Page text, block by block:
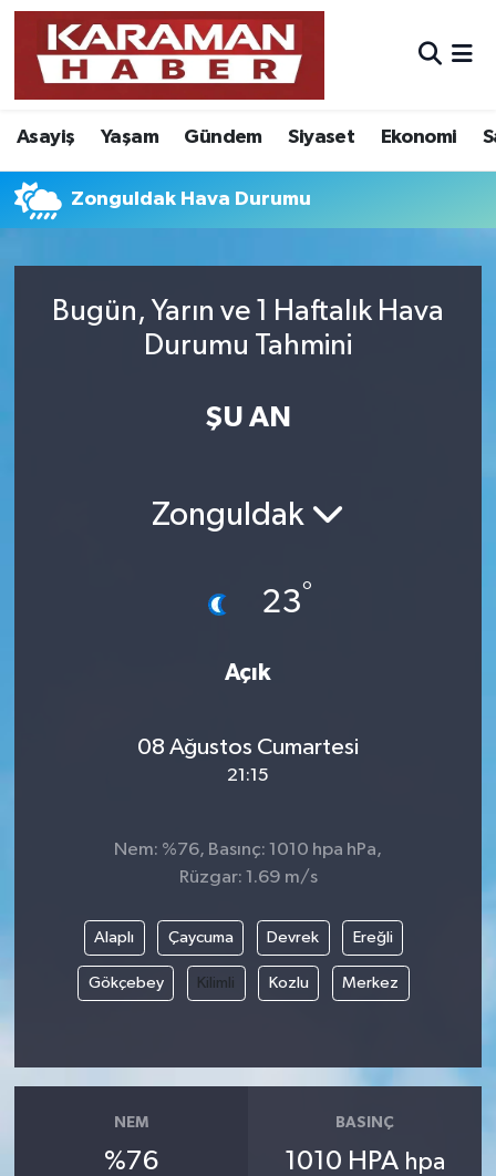
Asayiş Yaşam Gündem Siyaset Ekonomi
Zonguldak Hava Durumu
Bugün, Yarın ve 1 Haftalık Hava
Durumu Tahmini
ŞU AN
Zonguldak
23°
Açık
08 Ağustos Cumartesi
21:15
Nem: %76, Basınç: 1010 hpa hPa,
Rüzgar: 1.69 m/s
Alaplı Çaycuma Devrek Ereğli
Gökçebey Kilimli Kozlu Merkez
NEM
%76
BASINÇ
1010 HPA hpa
Asayiş
Bilim - Teknoloji
Eğitim
Foto Galeri
Nöbetçi Eczaneler
Hava Durumu
Karaman Namaz Vakitleri
Süper Lig Puan Durumu ve Fikstür
Son Dakika Haberleri